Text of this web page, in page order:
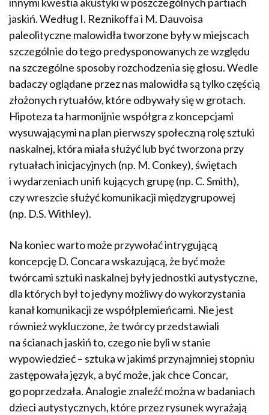
jaskiń. Według I. Reznikoffa i M. Dauvoisa
paleolityczne malowidła tworzone były w miejscach
szczególnie do tego predysponowanych ze względu
na szczególne sposoby rozchodzenia się głosu. Wedle
badaczy oglądane przez nas malowidła są tylko częścią
złożonych rytuałów, które odbywały się w grotach.
Hipoteza ta harmonijnie współgra z koncepcjami
wysuwającymi na plan pierwszy społeczną rolę sztuki
naskalnej, która miała służyć lub być tworzona przy
rytuałach inicjacyjnych (np. M. Conkey), świętach
i wydarzeniach unifi kujących grupę (np. C. Smith),
czy wreszcie służyć komunikacji międzygrupowej
(np. D.S. Withley).
Na koniec warto może przywołać intrygującą
koncepcję D. Concara wskazującą, że być może
twórcami sztuki naskalnej były jednostki autystyczne,
dla których był to jedyny możliwy do wykorzystania
kanał komunikacji ze współplemieńcami. Nie jest
również wykluczone, że twórcy przedstawiali
na ścianach jaskiń to, czego nie byli w stanie
wypowiedzieć – sztuka w jakimś przynajmniej stopniu
zastępowała język, a być może, jak chce Concar,
go poprzedzała. Analogie znaleźć można w badaniach
dzieci autystycznych, które przez rysunek wyrażają